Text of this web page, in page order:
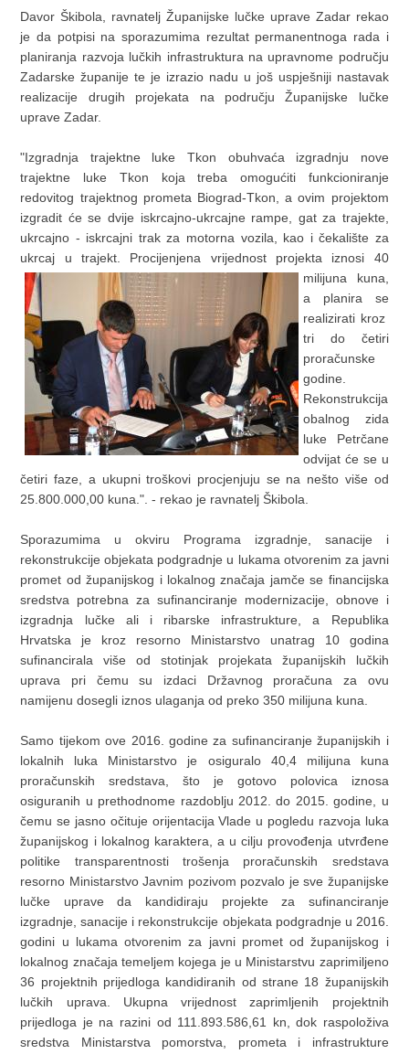
Davor Škibola, ravnatelj Županijske lučke uprave Zadar rekao
je da potpisi na sporazumima rezultat permanentnoga rada i
planiranja razvoja lučkih infrastruktura na upravnome području
Zadarske županije te je izrazio nadu u još uspješniji nastavak
realizacije drugih projekata na području Županijske lučke
uprave Zadar.
"Izgradnja trajektne luke Tkon obuhvaća izgradnju nove
trajektne luke Tkon koja treba omogućiti funkcioniranje
redovitog trajektnog prometa Biograd-Tkon, a ovim projektom
izgradit će se dvije iskrcajno-ukrcajne rampe, gat za trajekte,
ukrcajno - iskrcajni trak za motorna vozila, kao i čekalište za
ukrcaj u trajekt. Procijenjena vrijednost projekta iznosi 40
milijuna kuna,
a planira se
realizirati kroz
tri do četiri
proračunske
godine.
Rekonstrukcija
obalnog zida
luke Petrčane
odvijat će se u
četiri faze, a ukupni troškovi procjenjuju se na nešto više od
25.800.000,00 kuna.". - rekao je ravnatelj Škibola.
Sporazumima u okviru Programa izgradnje, sanacije i
rekonstrukcije objekata podgradnje u lukama otvorenim za javni
promet od županijskog i lokalnog značaja jamče se financijska
sredstva potrebna za sufinanciranje modernizacije, obnove i
izgradnja lučke ali i ribarske infrastrukture, a Republika
Hrvatska je kroz resorno Ministarstvo unatrag 10 godina
sufinancirala više od stotinjak projekata županijskih lučkih
uprava pri čemu su izdaci Državnog proračuna za ovu
namijenu dosegli iznos ulaganja od preko 350 milijuna kuna.
Samo tijekom ove 2016. godine za sufinanciranje županijskih i
lokalnih luka Ministarstvo je osiguralo 40,4 milijuna kuna
proračunskih sredstava, što je gotovo polovica iznosa
osiguranih u prethodnome razdoblju 2012. do 2015. godine, u
čemu se jasno očituje orijentacija Vlade u pogledu razvoja luka
županijskog i lokalnog karaktera, a u cilju provođenja utvrđene
politike transparentnosti trošenja proračunskih sredstava
resorno Ministarstvo Javnim pozivom pozvalo je sve županijske
lučke uprave da kandidiraju projekte za sufinanciranje
izgradnje, sanacije i rekonstrukcije objekata podgradnje u 2016.
godini u lukama otvorenim za javni promet od županijskog i
lokalnog značaja temeljem kojega je u Ministarstvu zaprimiljeno
36 projektnih prijedloga kandidiranih od strane 18 županijskih
lučkih uprava. Ukupna vrijednost zaprimljenih projektnih
prijedloga je na razini od 111.893.586,61 kn, dok raspoloživa
sredstva Ministarstva pomorstva, prometa i infrastrukture